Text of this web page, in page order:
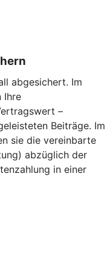
abgesichert. Im
Ihre
–
Beiträge. Im
sie die vereinbarte
abzüglich der
in einer